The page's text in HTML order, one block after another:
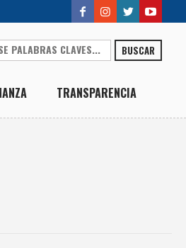
BUSCAR
TRANSPARENCIA